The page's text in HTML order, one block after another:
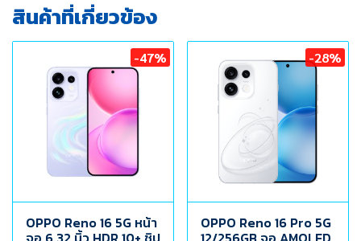
สินค้าที่เกี่ยวข้อง
-47%
OPPO Reno 16 5G หน้า
-28%
OPPO Reno 16 Pro 5G